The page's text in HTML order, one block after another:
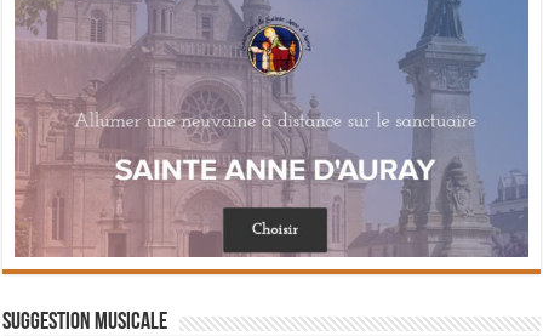
Suggestion musicale